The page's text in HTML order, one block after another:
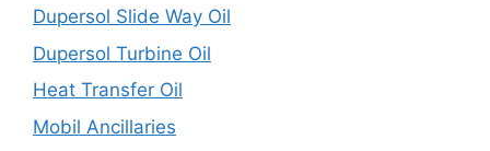
Dupersol Slide Way Oil
Dupersol Turbine Oil
Heat Transfer Oil
Mobil Ancillaries